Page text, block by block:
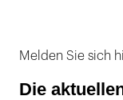
Melden Sie sich
Die